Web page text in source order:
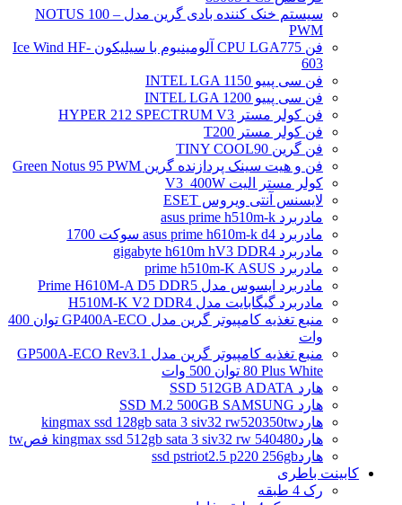
سیستم خنک کننده بادی گرین مدل NOTUS 100 –
PWM
فن CPU LGA775 آلومینیوم با سیلیکون Ice Wind HF-
603
فن سی پییو INTEL LGA 1150
فن سی پییو INTEL LGA 1200
فن کولر مستر HYPER 212 SPECTRUM V3
فن کولر مستر T200
فن گرین TINY COOL90
فن و هیت سینک پردازنده گرین Green Notus 95 PWM
کولر مستر الیت V3_400W
لایسنس آنتی ویروس ESET
مادربرد asus prime h510m-k
مادربرد asus prime h610m-k d4 سوکت 1700
مادربرد gigabyte h610m hV3 DDR4
مادربرد prime h510m-K ASUS
مادربرد ایسوس مدل Prime H610M-A D5 DDR5
مادربرد گیگابایت مدل H510M-K V2 DDR4
منبع تغذیه کامپیوتر گرین مدل GP400A-ECO توان 400
وات
منبع تغذیه کامپیوتر گرین مدل GP500A-ECO Rev3.1
80 Plus White توان 500 وات
هارد SSD 512GB ADATA
هارد SSD M.2 500GB SAMSUNG
هاردkingmax ssd 128gb sata 3 siv32 rw520350tw
هاردkingmax ssd 512gb sata 3 siv32 rw 540480 فصtw
هاردssd pstriot2.5 p220 256gb
کابینت باطری
رک 4 طبقه